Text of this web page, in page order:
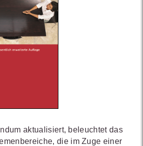
aktualisiert, beleuchtet das
die im Zuge einer